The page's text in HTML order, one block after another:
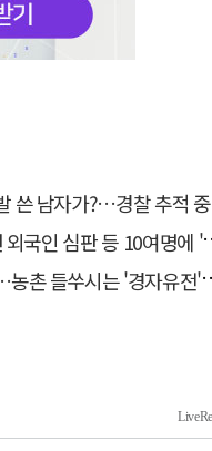
쓴 남자가?…경찰 추적 중
인 심판 등 10여명에 '성 접대'
들쑤시는 '경자유전'의 칼날